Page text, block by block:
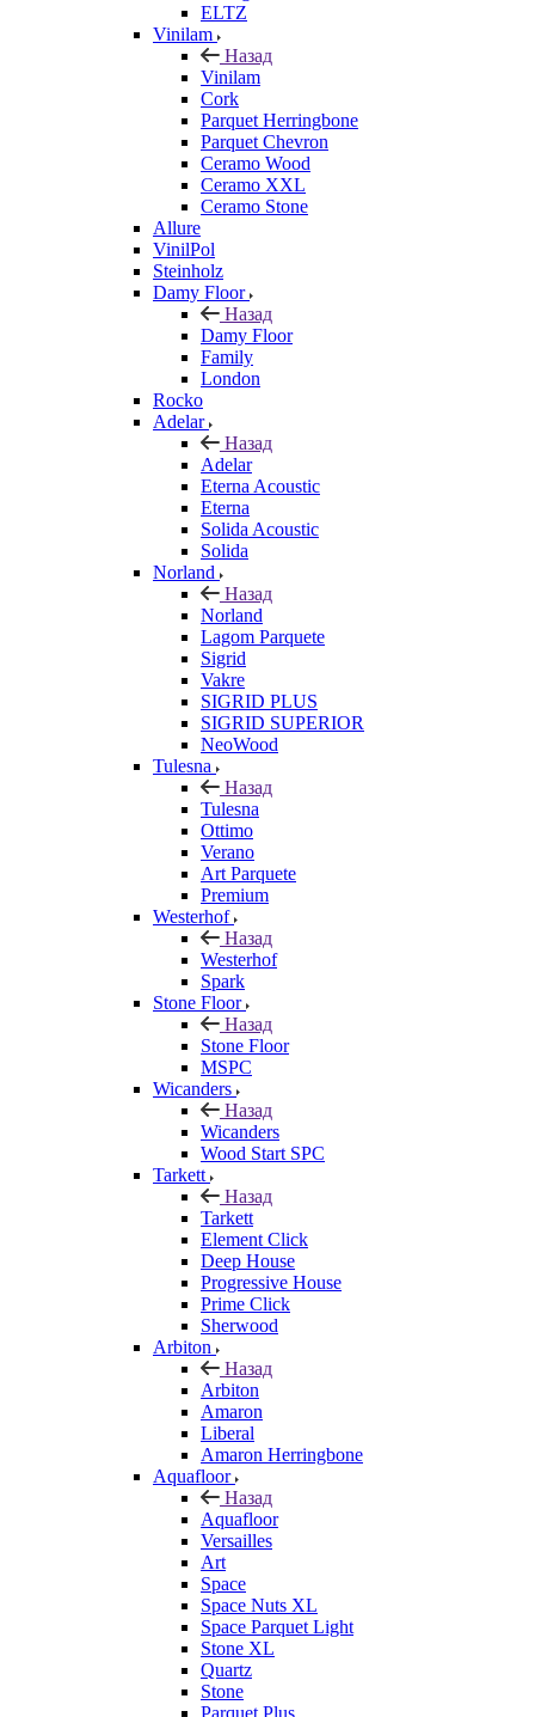
ELTZ
Vinilam
Назад
Vinilam
Cork
Parquet Herringbone
Parquet Chevron
Ceramo Wood
Ceramo XXL
Ceramo Stone
Allure
VinilPol
Steinholz
Damy Floor
Назад
Damy Floor
Family
London
Rocko
Adelar
Назад
Adelar
Eterna Acoustic
Eterna
Solida Acoustic
Solida
Norland
Назад
Norland
Lagom Parquete
Sigrid
Vakre
SIGRID PLUS
SIGRID SUPERIOR
NeoWood
Tulesna
Назад
Tulesna
Ottimo
Verano
Art Parquete
Premium
Westerhof
Назад
Westerhof
Spark
Stone Floor
Назад
Stone Floor
MSPC
Wicanders
Назад
Wicanders
Wood Start SPC
Tarkett
Назад
Tarkett
Element Click
Deep House
Progressive House
Prime Click
Sherwood
Arbiton
Назад
Arbiton
Amaron
Liberal
Amaron Herringbone
Aquafloor
Назад
Aquafloor
Versailles
Art
Space
Space Nuts XL
Space Parquet Light
Stone XL
Quartz
Stone
Parquet Plus